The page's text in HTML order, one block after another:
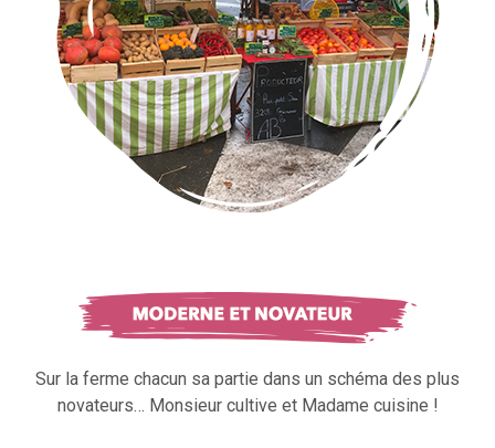
Sur la ferme chacun sa partie dans un schéma des plus
novateurs… Monsieur cultive et Madame cuisine !